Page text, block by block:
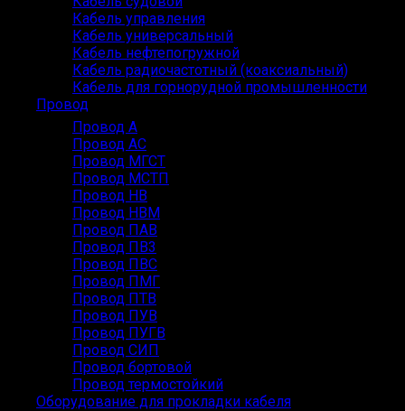
Кабель управления
Кабель универсальный
Кабель нефтепогружной
Кабель радиочастотный (коаксиальный)
Кабель для горнорудной промышленности
Провод
Провод А
Провод АС
Провод МГСТ
Провод МСТП
Провод НВ
Провод НВМ
Провод ПАВ
Провод ПВ3
Провод ПВС
Провод ПМГ
Провод ПТВ
Провод ПУВ
Провод ПУГВ
Провод СИП
Провод бортовой
Провод термостойкий
Оборудование для прокладки кабеля